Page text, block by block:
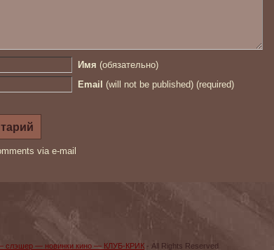
Имя (обязательно)
Email (will not be published) (required)
via e-mail
слэшер — новинки кино — КЛУБ-КРИК - All Rights Reserved